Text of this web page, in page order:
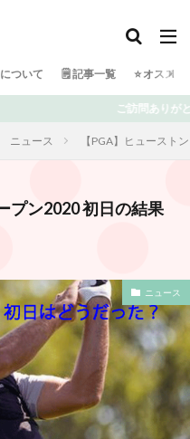
ついて 🗒 記事一覧 ⭐️ オスス
がとうございます！ 日々ゴルフで
ニュース 【PGA】ヒュースト
プン2020 初日の結果
ニュース